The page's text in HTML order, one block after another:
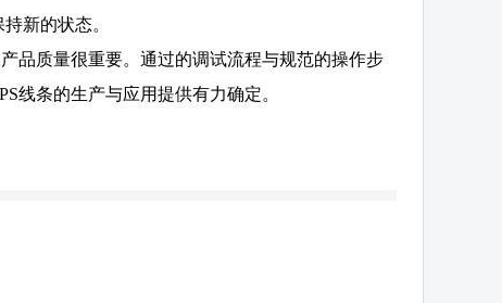
新的状态。
品质量很重要。通过的调试流程与规范的操作步
线条的生产与应用提供有力确定。